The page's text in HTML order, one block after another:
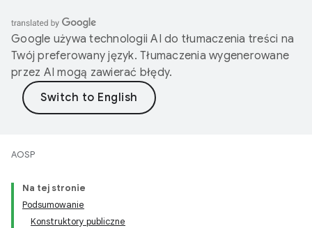
Google używa technologii AI do tłumaczenia treści na
Twój preferowany język. Tłumaczenia wygenerowane
przez AI mogą zawierać błędy.
AOSP
Na tej stronie
Podsumowanie
Konstruktory publiczne